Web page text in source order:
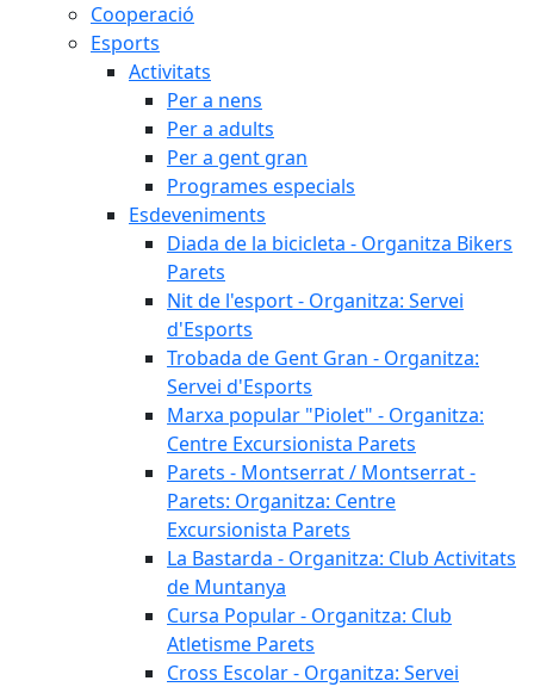
Cooperació
Esports
Activitats
Per a nens
Per a adults
Per a gent gran
Programes especials
Esdeveniments
Diada de la bicicleta - Organitza Bikers
Parets
Nit de l'esport - Organitza: Servei
d'Esports
Trobada de Gent Gran - Organitza:
Servei d'Esports
Marxa popular "Piolet" - Organitza:
Centre Excursionista Parets
Parets - Montserrat / Montserrat -
Parets: Organitza: Centre
Excursionista Parets
La Bastarda - Organitza: Club Activitats
de Muntanya
Cursa Popular - Organitza: Club
Atletisme Parets
Cross Escolar - Organitza: Servei